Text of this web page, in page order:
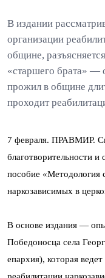
В издании
организации
общине,
«старшего брата» —
прожил в общине
проходит
7 февраля. ПРАВМИР.
благотворительности
пособие «Методология
наркозависимых в
В основе издания —
Победоносца села
епархия), которая